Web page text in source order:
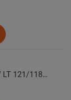
COMFORSER Автошина 265/70 R17 LT 121/118R CF1100 10PR RWL лето